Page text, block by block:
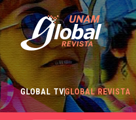
GLOBAL TVGLOBAL REVISTA